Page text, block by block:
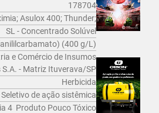
178704
Asulox 400; Thunder;
SL - Concentrado Solúvel
(400 g/L)
e Comércio de Insumos
- Matriz Ituverava/SP
Herbicida
Seletivo de ação sistêmica
4  Produto Pouco Tóxico